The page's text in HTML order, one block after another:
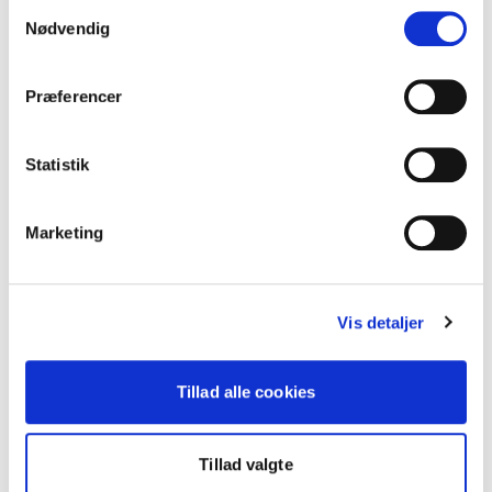
Nødvendig
Præferencer
Statistik
Marketing
Vis detaljer
Tillad alle cookies
Tillad valgte